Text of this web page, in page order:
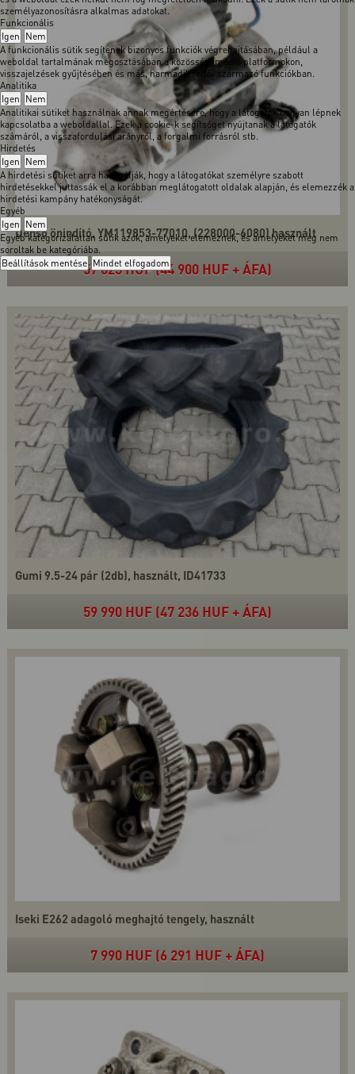
személyazonosításra alkalmas adatokat.
Funkcionális
Igen Nem
A funkcionális sütik segítenek bizonyos funkciók végrehajtásában, például a
weboldal tartalmának megosztásában a közösségi média platformokon,
visszajelzések gyűjtésében és más, harmadik féltől származó funkciókban.
Analitika
Igen Nem
Analitikai sütiket használnak annak megértésére, hogy a látogatók hogyan lépnek
kapcsolatba a weboldallal. Ezek a cookie-k segítséget nyújtanak a látogatók
számáról, a visszafordulási arányról, a forgalmi forrásról stb.
Hirdetés
Igen Nem
A hirdetési sütiket arra használják, hogy a látogatókat személyre szabott
hirdetésekkel juttassák el a korábban meglátogatott oldalak alapján, és elemezzék a
hirdetési kampány hatékonyságát.
Egyéb
Igen Nem
Egyéb kategorizálatlan sütik azok, amelyeket elemeznek, és amelyeket még nem
soroltak be kategóriába.
Beállítások mentése Mindet elfogadom
Denso önindító, YM119853-77010, (228000-6080) használt
57 023 HUF (44 900 HUF + ÁFA)
Gumi 9.5-24 pár (2db), használt, ID41733
59 990 HUF (47 236 HUF + ÁFA)
Iseki E262 adagoló meghajtó tengely, használt
7 990 HUF (6 291 HUF + ÁFA)